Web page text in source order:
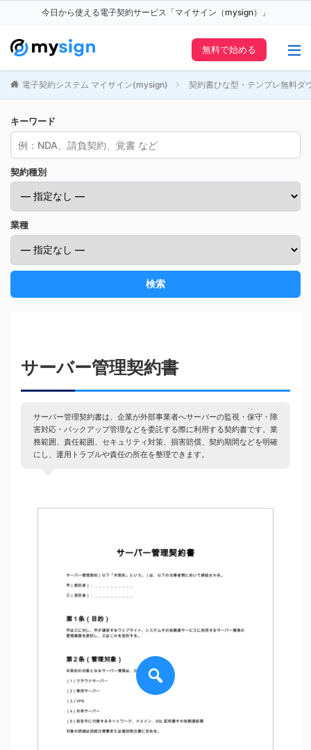
今日から使える電子契約サービス「マイサイン（mysign）」
無料で始める
電子契約システム マイサイン(mysign) 契約書ひな型・テンプレ無料ダ
キーワード
契約種別
業種
検索
サーバー管理契約書
サーバー管理契約書は、企業が外部事業者へサーバーの監視・保守・障
害対応・バックアップ管理などを委託する際に利用する契約書です。業
務範囲、責任範囲、セキュリティ対策、損害賠償、契約期間などを明確
にし、運用トラブルや責任の所在を整理できます。